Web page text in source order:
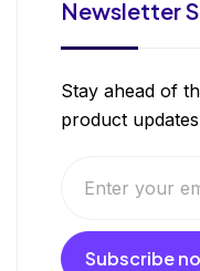
Newsletter
Stay ahead of
product
Subscribe